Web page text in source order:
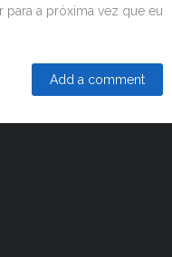
para a próxima vez que eu